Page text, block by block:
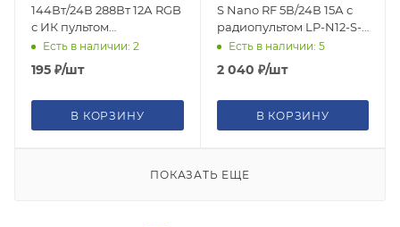
144Вт/24В 288Вт 12А RGB
с ИК пультом
управления CRS144ESB
Есть в наличии: 2
195 ₽/шт
В КОРЗИНУ
S Nano RF 5В/24В 15А с
радиопультом LP-N12-S-
15A 003672
Есть в наличии: 5
2 040 ₽/шт
В КОРЗИНУ
ПОКАЗАТЬ ЕЩЕ